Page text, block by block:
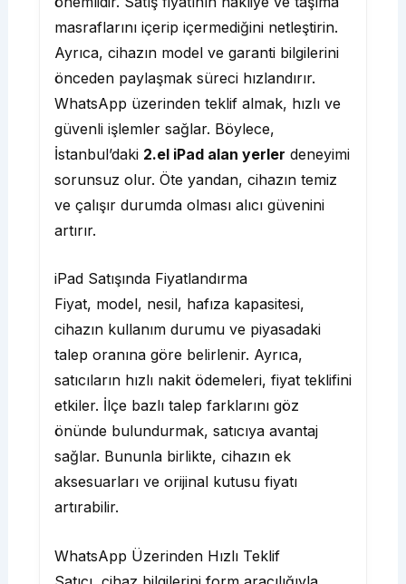
masraflarını içerip içermediğini netleştirin.
Ayrıca, cihazın model ve garanti bilgilerini
önceden paylaşmak süreci hızlandırır.
WhatsApp üzerinden teklif almak, hızlı ve
güvenli işlemler sağlar. Böylece,
İstanbul’daki 2.el iPad alan yerler deneyimi
sorunsuz olur. Öte yandan, cihazın temiz
ve çalışır durumda olması alıcı güvenini
artırır.
iPad Satışında Fiyatlandırma
Fiyat, model, nesil, hafıza kapasitesi,
cihazın kullanım durumu ve piyasadaki
talep oranına göre belirlenir. Ayrıca,
satıcıların hızlı nakit ödemeleri, fiyat teklifini
etkiler. İlçe bazlı talep farklarını göz
önünde bulundurmak, satıcıya avantaj
sağlar. Bununla birlikte, cihazın ek
aksesuarları ve orijinal kutusu fiyatı
artırabilir.
WhatsApp Üzerinden Hızlı Teklif